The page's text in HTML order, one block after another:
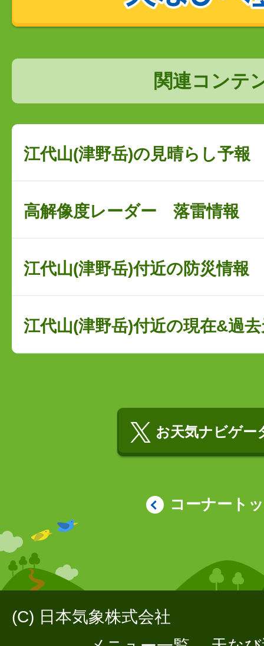
関連コンテ
江代山(津野岳)の見晴らし予報
高解像度レーダー 落雷情報
江代山(津野岳)付近の防災情報
江代山(津野岳)付近の現在&過
お天気ナビゲー
コーナート
(C) 日本気象株式会社